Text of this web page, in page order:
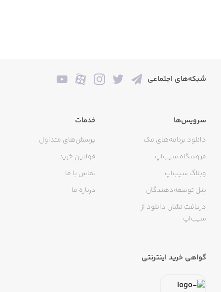
شبکه‌های اجتماعی
سرویس‌ها
دانلود برنامه‌های مک
فروشگاه سیب‌اپ
وبلاگ سیب‌اپ
پنل توسعه‌دهندگان
دریافت نشان دانلود از
سیب‌اپ
خدمات
پرسش‌های متداول
قوانین خرید
تماس با ما
درباره ما
گواهی خرید اینترنتی